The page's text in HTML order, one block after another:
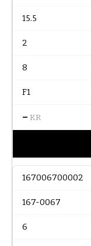
15.5
2
8
F1
– KR
167006700002
167-0067
6